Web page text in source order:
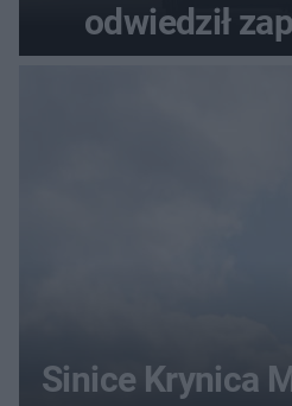
odwiedził
Sinice Krynica